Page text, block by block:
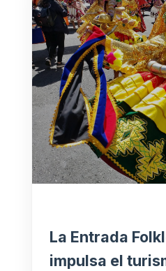
La Entrada
impulsa el